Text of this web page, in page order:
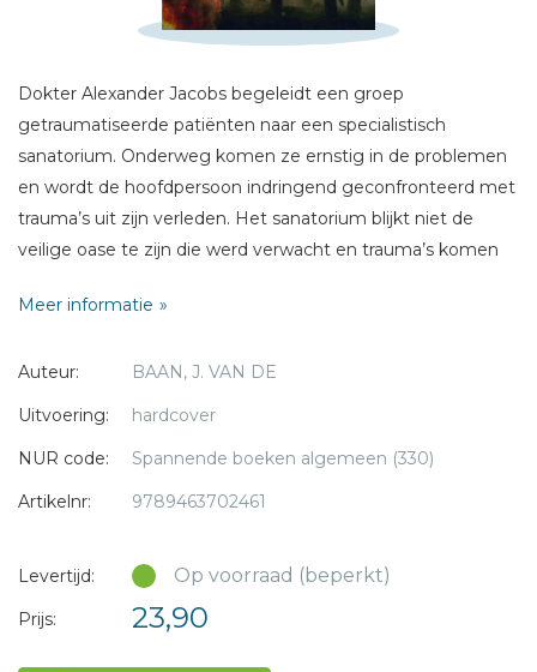
Dokter Alexander Jacobs begeleidt een groep
getraumatiseerde patiënten naar een specialistisch
sanatorium. Onderweg komen ze ernstig in de problemen
en wordt de hoofdpersoon indringend geconfronteerd met
trauma’s uit zijn verleden. Het sanatorium blijkt niet de
veilige oase te zijn die werd verwacht en trauma’s komen
In een angstaanjagende vlucht naar redding wordt de
genezing zichtbaar in een onverwachte ontknoping.
naar Bosnië tijdens de Balkanoorlog, waar hij net als de
hoofdpersoon in dit boek in de ogen van het kwaad heeft
Meer informatie
Auteur:
BAAN, J. VAN DE
Uitvoering:
hardcover
NUR code:
Spannende boeken algemeen (330)
Artikelnr:
9789463702461
Levertijd: Op voorraad (beperkt)
Prijs: 23,90
Titel *
Bericht *